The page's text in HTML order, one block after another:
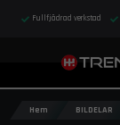
Fullfjädrad verkstad
Hem BILDELAR